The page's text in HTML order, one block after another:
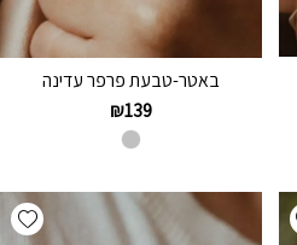
באטר-טבעת פרפר עדינה
₪139
Add